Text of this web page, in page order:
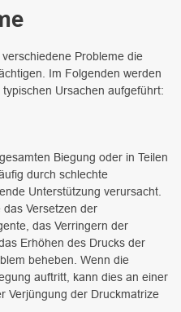
Probleme die
Im Folgenden werden
Ursachen aufgeführt:
Biegung oder in Teilen
durch schlechte
Unterstützung verursacht.
Versetzen der
das Verringern der
Erhöhen des Drucks der
beheben. Wenn die
auftritt, kann dies an einer
Verjüngung der Druckmatrize